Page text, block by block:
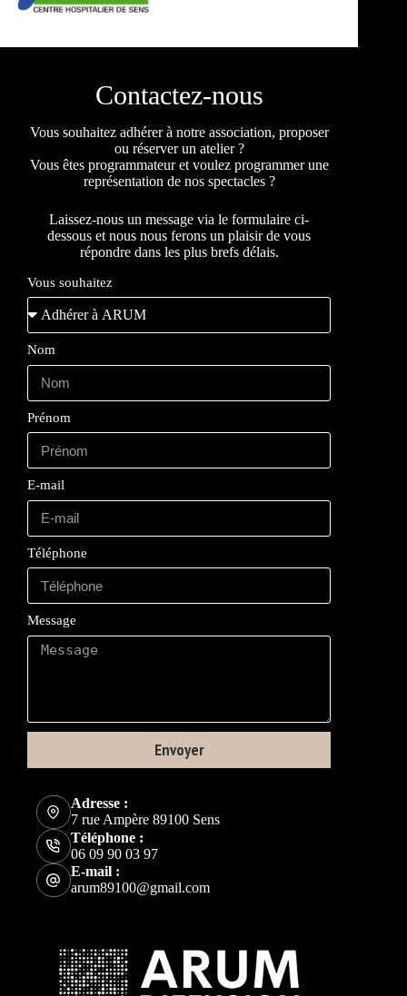
Contactez-nous
Vous souhaitez adhérer à notre association, proposer
ou réserver un atelier ?
Vous êtes programmateur et voulez programmer une
représentation de nos spectacles ?
Laissez-nous un message via le formulaire ci-
dessous et nous nous ferons un plaisir de vous
répondre dans les plus brefs délais.
Vous souhaitez
Nom
Prénom
E-mail
Téléphone
Message
Envoyer
Adresse :
7 rue Ampère 89100 Sens
Téléphone :
06 09 90 03 97
E-mail :
arum89100@gmail.com